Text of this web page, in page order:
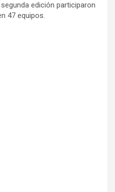
edición participaron
47 equipos.